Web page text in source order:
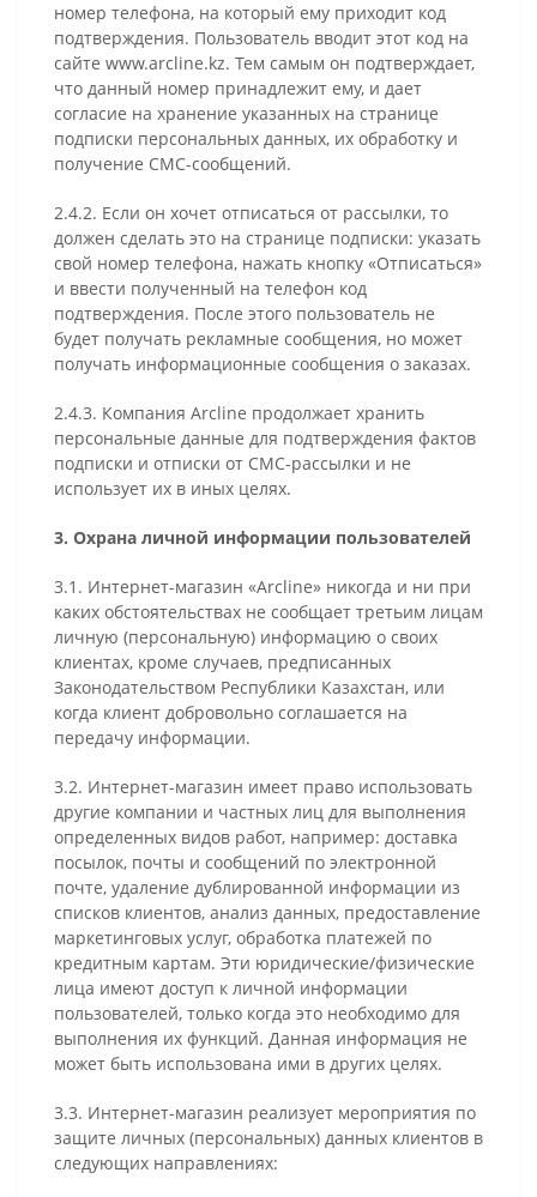
номер телефона, на который ему приходит код
подтверждения. Пользователь вводит этот код на
сайте www.arcline.kz. Тем самым он подтверждает,
что данный номер принадлежит ему, и дает
согласие на хранение указанных на странице
подписки персональных данных, их обработку и
получение СМС-сообщений.
2.4.2. Если он хочет отписаться от рассылки, то
должен сделать это на странице подписки: указать
свой номер телефона, нажать кнопку «Отписаться»
и ввести полученный на телефон код
подтверждения. После этого пользователь не
будет получать рекламные сообщения, но может
получать информационные сообщения о заказах.
2.4.3. Компания Arcline продолжает хранить
персональные данные для подтверждения фактов
подписки и отписки от СМС-рассылки и не
использует их в иных целях.
3. Охрана личной информации пользователей
3.1. Интернет-магазин «Arcline» никогда и ни при
каких обстоятельствах не сообщает третьим лицам
личную (персональную) информацию о своих
клиентах, кроме случаев, предписанных
Законодательством Республики Казахстан, или
когда клиент добровольно соглашается на
передачу информации.
3.2. Интернет-магазин имеет право использовать
другие компании и частных лиц для выполнения
определенных видов работ, например: доставка
посылок, почты и сообщений по электронной
почте, удаление дублированной информации из
списков клиентов, анализ данных, предоставление
маркетинговых услуг, обработка платежей по
кредитным картам. Эти юридические/физические
лица имеют доступ к личной информации
пользователей, только когда это необходимо для
выполнения их функций. Данная информация не
может быть использована ими в других целях.
3.3. Интернет-магазин реализует мероприятия по
защите личных (персональных) данных клиентов в
следующих направлениях: